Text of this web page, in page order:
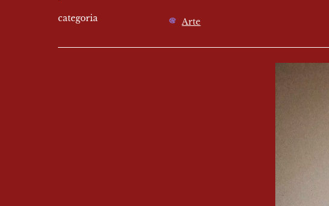
categoria Arte